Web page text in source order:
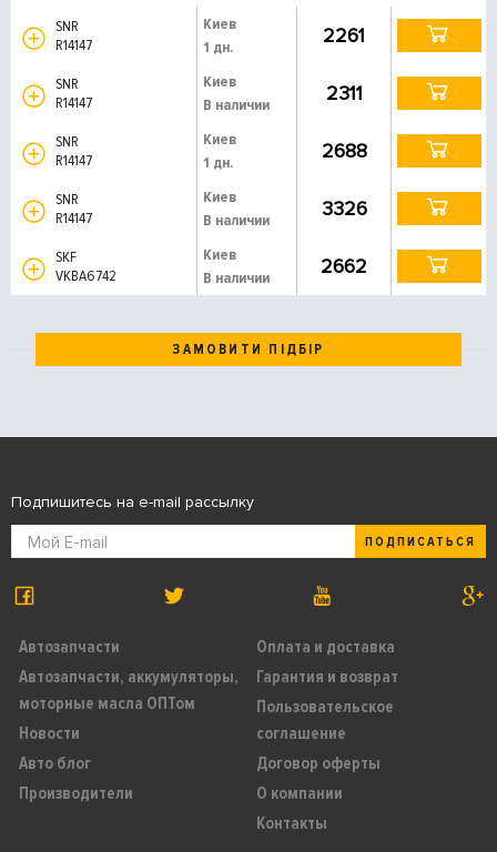
SNR
R14147
Киев
1 дн.
2261
SNR
R14147
Киев
В наличии
2311
SNR
R14147
Киев
1 дн.
2688
SNR
R14147
Киев
В наличии
3326
SKF
VKBA6742
Киев
В наличии
2662
ЗАМОВИТИ ПІДБІР
Автозапчасти
Автозапчасти, аккумуляторы,
моторные масла ОПТом
Новости
Авто блог
Производители
Оплата и доставка
Гарантия и возврат
Пользовательское
соглашение
Договор оферты
О компании
Контакты
Подпишитесь на e-mail рассылку
ПОДПИСАТЬСЯ